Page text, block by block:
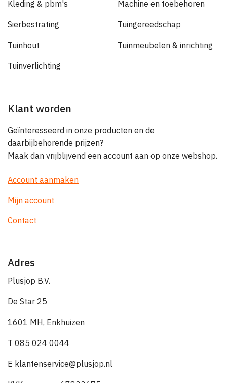
Kleding & pbm's Machine en toebehoren
Sierbestrating Tuingereedschap
Tuinhout Tuinmeubelen & inrichting
Tuinverlichting
Klant worden
Geïnteresseerd in onze producten en de
daarbijbehorende prijzen?
Maak dan vrijblijvend een account aan op onze webshop.
Account aanmaken
Mijn account
Contact
Adres
Plusjop B.V.
De Star 25
1601 MH, Enkhuizen
T 085 024 0044
E klantenservice@plusjop.nl